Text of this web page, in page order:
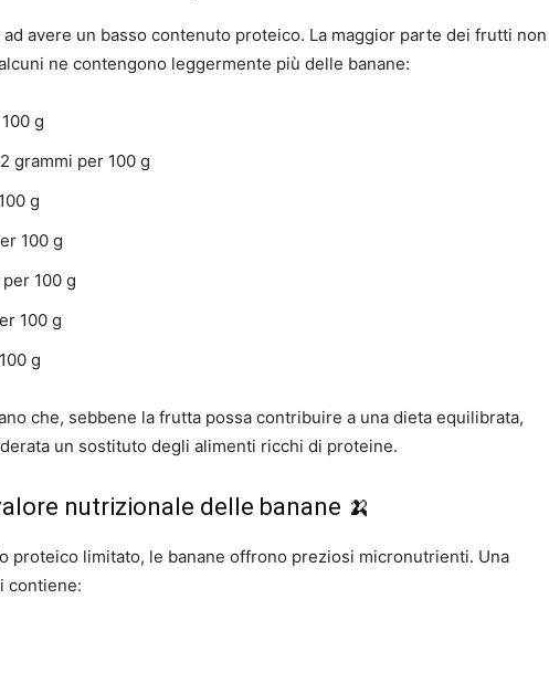
avere un basso contenuto proteico. La maggior parte dei frutti non
ne contengono leggermente più delle banane:
g
grammi per 100 g
g
100 g
100 g
100 g
g
che, sebbene la frutta possa contribuire a una dieta equilibrata,
un sostituto degli alimenti ricchi di proteine.
nutrizionale delle banane 🍌
proteico limitato, le banane offrono preziosi micronutrienti. Una
contiene: